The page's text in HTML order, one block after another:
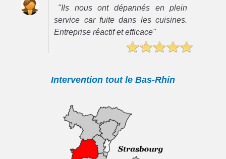
"Ils nous ont dépannés en plein
service car fuite dans les cuisines.
Entreprise réactif et efficace"
Intervention tout le Bas-Rhin